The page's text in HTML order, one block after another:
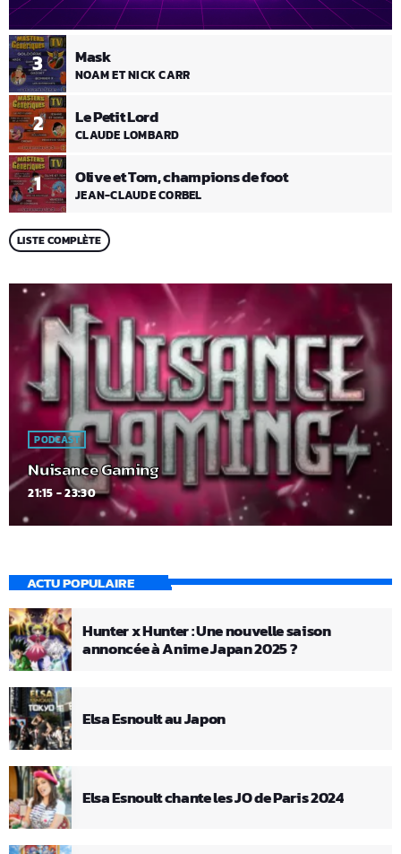
1 Olive et Tom, champions de foot
JEAN-CLAUDE CORBEL
2 Le Petit Lord
CLAUDE LOMBARD
3 Mask
NOAM ET NICK CARR
LISTE COMPLÈTE
PODCAST
Nuisance Gaming
21:15 - 23:30
ACTU POPULAIRE
Hunter x Hunter : Une nouvelle saison
annoncée à Anime Japan 2025 ?
Elsa Esnoult au Japon
Elsa Esnoult chante les JO de Paris 2024